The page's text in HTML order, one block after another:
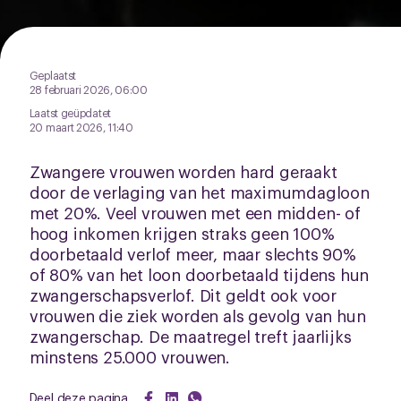
Geplaatst
28 februari 2026, 06:00
Laatst geüpdatet
20 maart 2026, 11:40
Zwangere vrouwen worden hard geraakt
door de verlaging van het maximumdagloon
met 20%. Veel vrouwen met een midden- of
hoog inkomen krijgen straks geen 100%
doorbetaald verlof meer, maar slechts 90%
of 80% van het loon doorbetaald tijdens hun
zwangerschapsverlof. Dit geldt ook voor
vrouwen die ziek worden als gevolg van hun
zwangerschap. De maatregel treft jaarlijks
minstens 25.000 vrouwen.
Deel deze pagina